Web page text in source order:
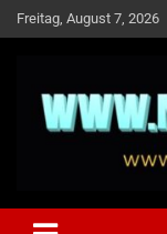
Skip
to
Freitag, August 7, 2026
Idemo u